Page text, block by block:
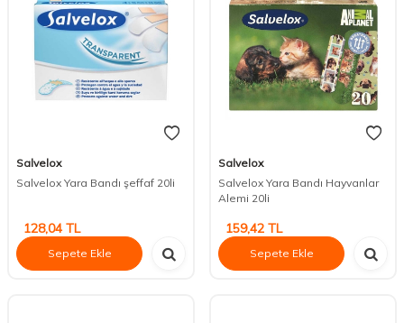
Salvelox
Salvelox Yara Bandı şeffaf 20li
128,04 TL
Sepete Ekle
Salvelox
Salvelox Yara Bandı Hayvanlar
Alemi 20li
159,42 TL
Sepete Ekle